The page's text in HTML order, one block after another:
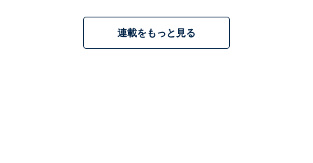
連載をもっと見る